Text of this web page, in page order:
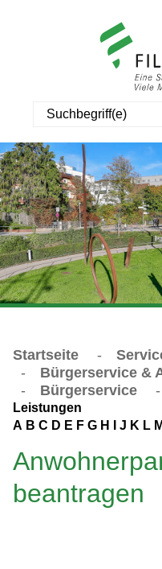
Startseite -
-
Bürgerservice &
-
Bürgerservice -
Leistungen
A B C D E F G H J K L M
beantragen